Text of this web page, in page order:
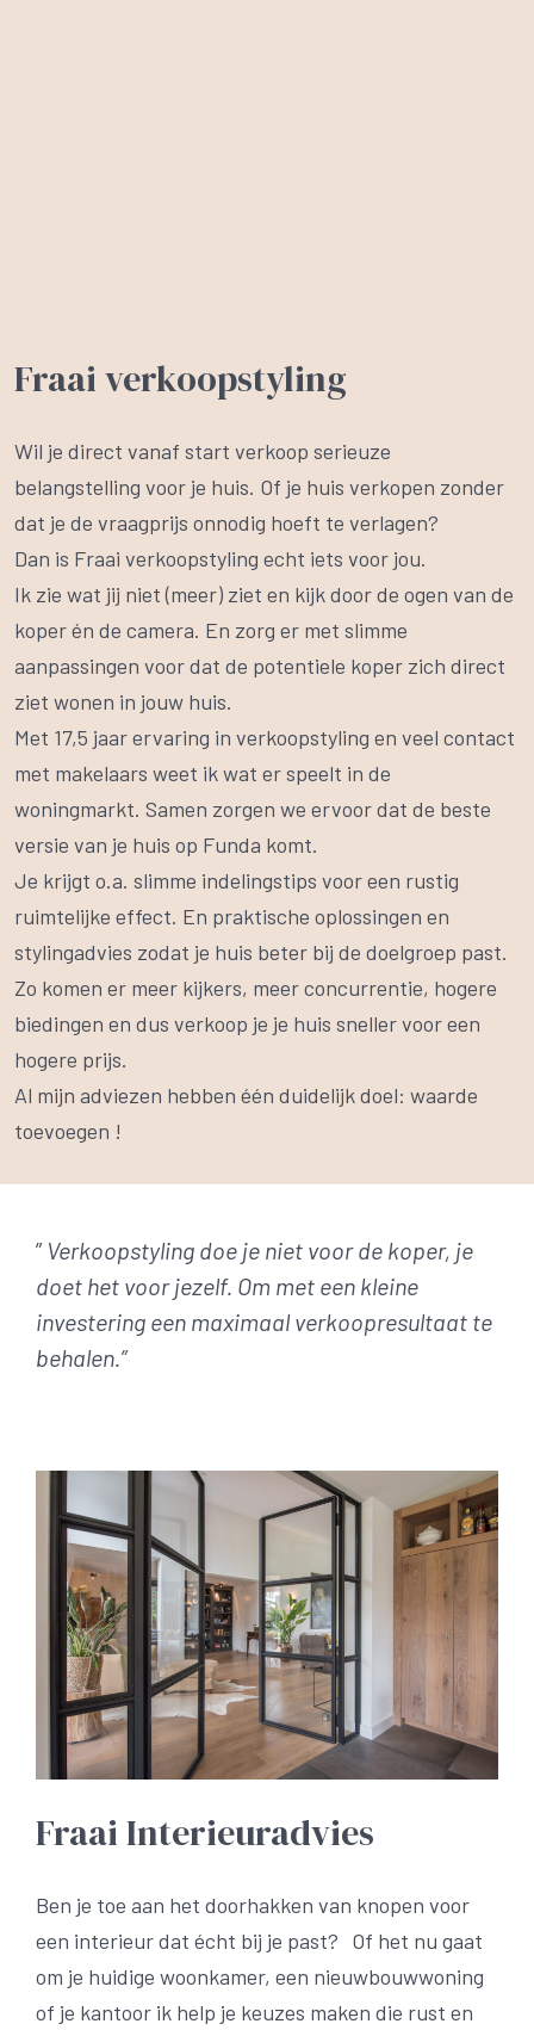
Fraai verkoopstyling
Wil je direct vanaf start verkoop serieuze
belangstelling voor je huis. Of je huis verkopen zonder
dat je de vraagprijs onnodig hoeft te verlagen?
Dan is Fraai verkoopstyling echt iets voor jou.
Ik zie wat jij niet (meer) ziet en kijk door de ogen van de
koper én de camera. En zorg er met slimme
aanpassingen voor dat de potentiele koper zich direct
ziet wonen in jouw huis.
Met 17,5 jaar ervaring in verkoopstyling en veel contact
met makelaars weet ik wat er speelt in de
woningmarkt. Samen zorgen we ervoor dat de beste
versie van je huis op Funda komt.
Je krijgt o.a. slimme indelingstips voor een rustig
ruimtelijke effect. En praktische oplossingen en
stylingadvies zodat je huis beter bij de doelgroep past.
Zo komen er meer kijkers, meer concurrentie, hogere
biedingen en dus verkoop je je huis sneller voor een
hogere prijs.
Al mijn adviezen hebben één duidelijk doel: waarde
toevoegen !
” Verkoopstyling doe je niet voor de koper, je
doet het voor jezelf. Om met een kleine
investering een maximaal verkoopresultaat te
behalen.”
Fraai Interieuradvies
Ben je toe aan het doorhakken van knopen voor
een interieur dat écht bij je past? Of het nu gaat
om je huidige woonkamer, een nieuwbouwwoning
of je kantoor ik help je keuzes maken die rust en